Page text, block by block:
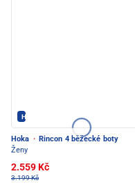
Hoka - PEC POD SNĚŽKOU
Hoka · Rincon 4 běžecké boty
Ženy
2.559 Kč
3.199 Kč